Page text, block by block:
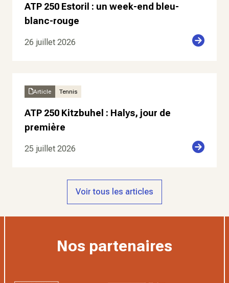
ATP 250 Estoril : un week-end bleu-
blanc-rouge
26 juillet 2026
Article Tennis
ATP 250 Kitzbuhel : Halys, jour de
première
25 juillet 2026
Voir tous les articles
Nos partenaires